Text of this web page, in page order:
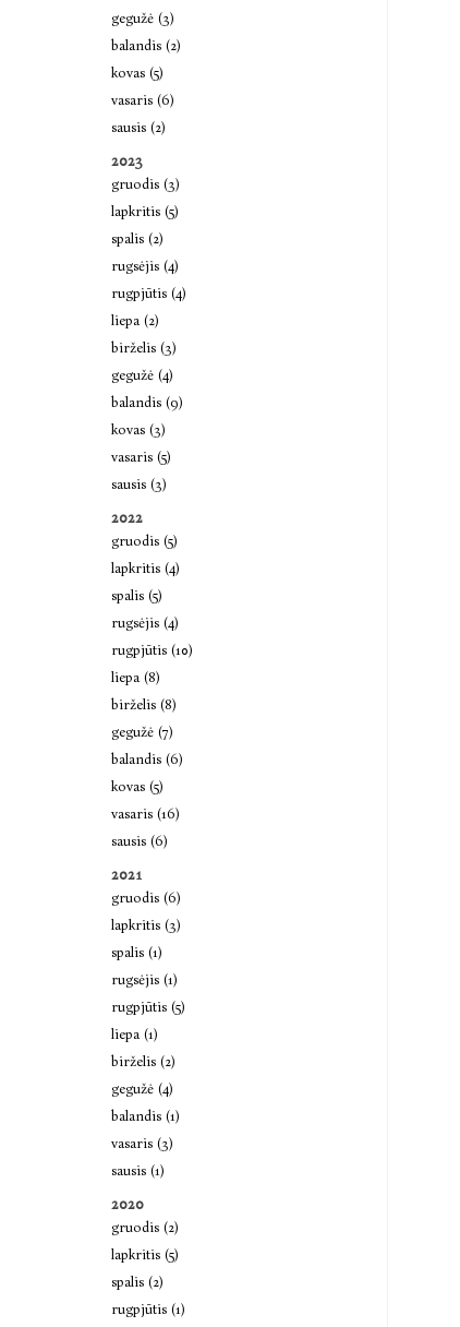
gegužė (3)
balandis (2)
kovas (5)
vasaris (6)
sausis (2)
2023
gruodis (3)
lapkritis (5)
spalis (2)
rugsėjis (4)
rugpjūtis (4)
liepa (2)
birželis (3)
gegužė (4)
balandis (9)
kovas (3)
vasaris (5)
sausis (3)
2022
gruodis (5)
lapkritis (4)
spalis (5)
rugsėjis (4)
rugpjūtis (10)
liepa (8)
birželis (8)
gegužė (7)
balandis (6)
kovas (5)
vasaris (16)
sausis (6)
2021
gruodis (6)
lapkritis (3)
spalis (1)
rugsėjis (1)
rugpjūtis (5)
liepa (1)
birželis (2)
gegužė (4)
balandis (1)
vasaris (3)
sausis (1)
2020
gruodis (2)
lapkritis (5)
spalis (2)
rugpjūtis (1)